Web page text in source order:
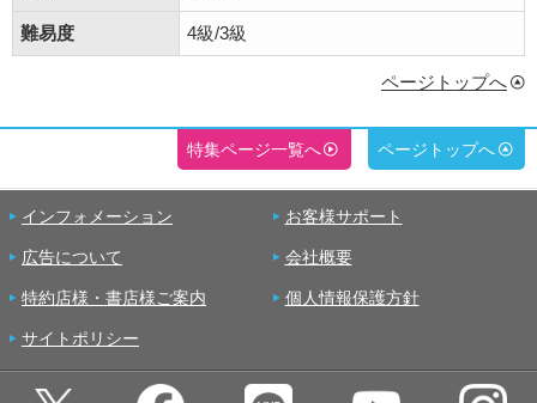
難易度 4級/3級
ページトップへ
特集ページ一覧へ ページトップへ
インフォメーション お客様サポート
広告について 会社概要
特約店様・書店様ご案内 個人情報保護方針
サイトポリシー